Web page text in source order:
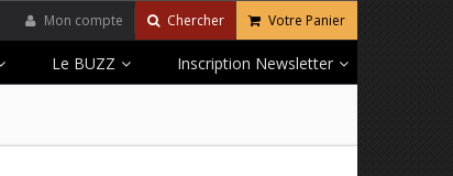
Mon compte Chercher Votre Panier
Le BUZZ Inscription Newsletter